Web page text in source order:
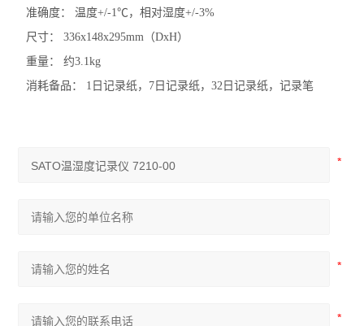
准确度： 温度+/-1℃，相对湿度+/-3%
尺寸： 336x148x295mm（DxH）
重量： 约3.1kg
消耗备品： 1日记录纸，7日记录纸，32日记录纸，记录笔